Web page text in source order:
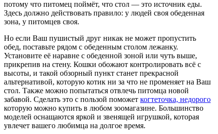
потому что питомец поймёт, что стол — это источник еды.
Здесь должно действовать правило: у людей своя обеденная
зона, у питомцев своя.
Но если Ваш пушистый друг никак не может пропустить
обед, поставьте рядом с обеденным столом лежанку.
Установите её наравне с обеденной зоной или чуть выше,
прикрепив на стену. Кошки обожают контролировать всё с
высоты, и такой обзорный пункт станет прекрасной
альтернативой, которую котик ни за что не променяет на Ваш
стол. Также можно попытаться отвлечь питомца новой
забавой. Сделать это с пользой поможет когтеточка, недорого
которую можно купить в любом зоомагазине. Большинство
моделей оснащаются яркой и звенящей игрушкой, которая
увлечет вашего любимца на долгое время.